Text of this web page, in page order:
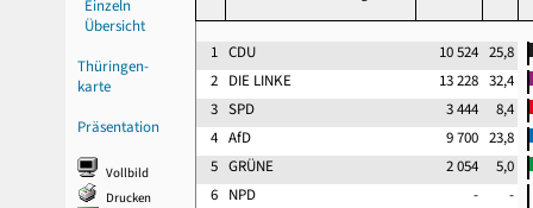
Einzeln
Übersicht
Thüringen-
karte
Präsentation
Vollbild
Drucken
1 CDU 10 524 25,8
2 DIE LINKE 13 228 32,4
3 SPD 3 444
8,4
4 AfD 9 700 23,8
5 GRÜNE 2 054
5,0
6 NPD -
-